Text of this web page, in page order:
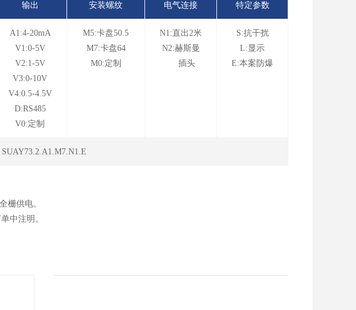
输出 安装螺纹 电气连接 特定参数
A1:4-20mA
V1:0-5V
V2:1-5V
V3:0-10V
V4:0.5-4.5V
D:RS485
V0:定制
M5:卡盘50.5
M7:卡盘64
M0:定制
N1:直出2米
N2:赫斯曼
插头
S:抗干扰
L:显示
E:本案防爆
SUAY73.2.A1.M7.N1.E
供电。
注明。